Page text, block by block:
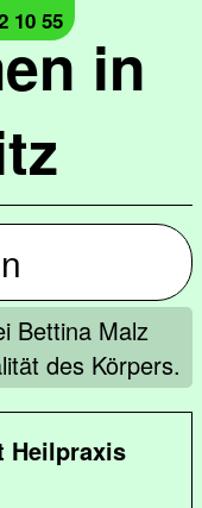
in
10 55
Bettina Malz
des Körpers.
Heilpraxis